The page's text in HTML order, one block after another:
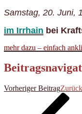
Samstag, 20. Juni,
im Irrhain bei
mehr dazu – einfach
Vorheriger BeitragZurück